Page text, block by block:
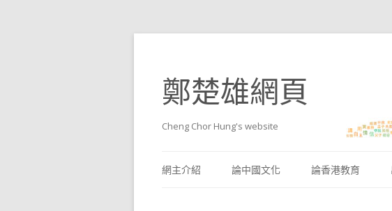
鄭楚雄網頁
Cheng Chor Hung's website
網主介紹
論中國文化 論香港教育